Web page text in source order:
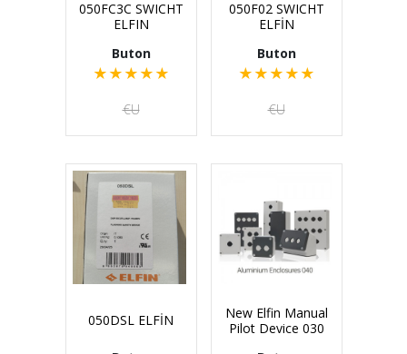
050FC3C SWICHT
ELFIN
Buton
★ ★ ★ ★ ★
€U
050F02 SWICHT
ELFİN
Buton
★ ★ ★ ★ ★
€U
050DSL ELFİN
New Elfin Manual
Pilot Device 030